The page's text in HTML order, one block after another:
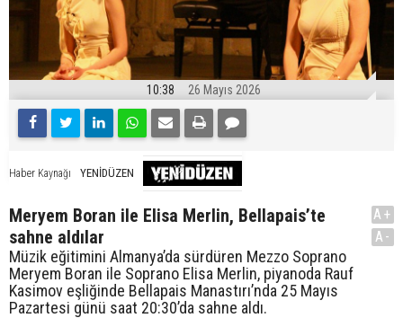
10:38 26 Mayıs 2026
Haber Kaynağı YENİDÜZEN
Meryem Boran ile Elisa Merlin, Bellapais’te
sahne aldılar
Müzik eğitimini Almanya’da sürdüren Mezzo Soprano
Meryem Boran ile Soprano Elisa Merlin, piyanoda Rauf
Kasimov eşliğinde Bellapais Manastırı’nda 25 Mayıs
Pazartesi günü saat 20:30’da sahne aldı.
A+
A-